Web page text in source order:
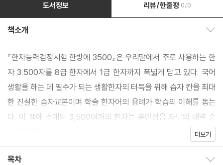
도서정보 리뷰/한줄평 0/0
책소개
『한자능력검정시험 한방에 3500』은 우리말에서 주로 사용하는 한
자 3.500자를 8급 한자에서 1급 한자까지 폭넓게 담고 있다. 국어
생활을 하는 데 필수가 되는 생활한자의 터득을 위해 습자 칸을 최대
한 진설한 습자교본이며 학술 한자어의 용례가 학습의 이해를 돕는
다. 이 책에 소개된 3,500여개의 한자는 훈민정음 자모의 배열 순
더보기
목차